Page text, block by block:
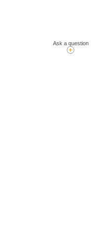
Ask a question